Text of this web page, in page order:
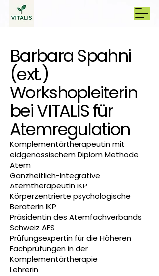
Barbara Spahni
(ext.)
Workshopleiterin
bei VITALISfür
Atemregulation
Komplementärtherapeutin mit
eidgenössischem Diplom Methode
Atem
Ganzheitlich-Integrative
Atemtherapeutin IKP
Körperzentrierte psychologische
Beraterin IKP
Präsidentin des Atemfachverbands
Schweiz AFS
Prüfungsexpertin für die Höheren
Fachprüfungen in der
Komplementärtherapie
Lehrerin